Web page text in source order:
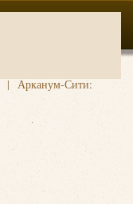
Арканум-Сити: